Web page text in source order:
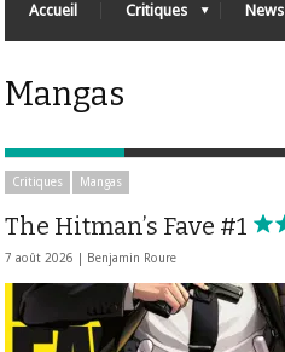
Accueil Critiques News
Mangas
Critiques Mangas
The Hitman’s Fave #1
7 août 2026 | Benjamin Roure